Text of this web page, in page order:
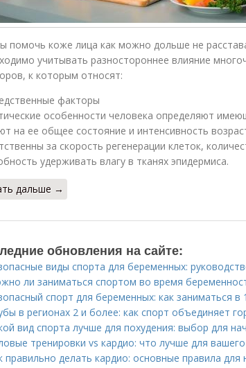
помочь коже лица как можно дольше не
учитывать разностороннее влияние
к которым относят:
факторы
особенности человека определяют
на ее общее состояние и интенсивность
за скорость регенерации клеток,
удерживать влагу в тканях эпидермиса.
дальше →
обновления на сайте:
виды спорта для беременных:
ли заниматься спортом во время
спорт для беременных: как заниматься в
в регионах 2 и более: как спорт объединяет
вид спорта лучше для похудения: выбор для
тренировки vs кардио: что лучше для
правильно делать кардио: основные правила